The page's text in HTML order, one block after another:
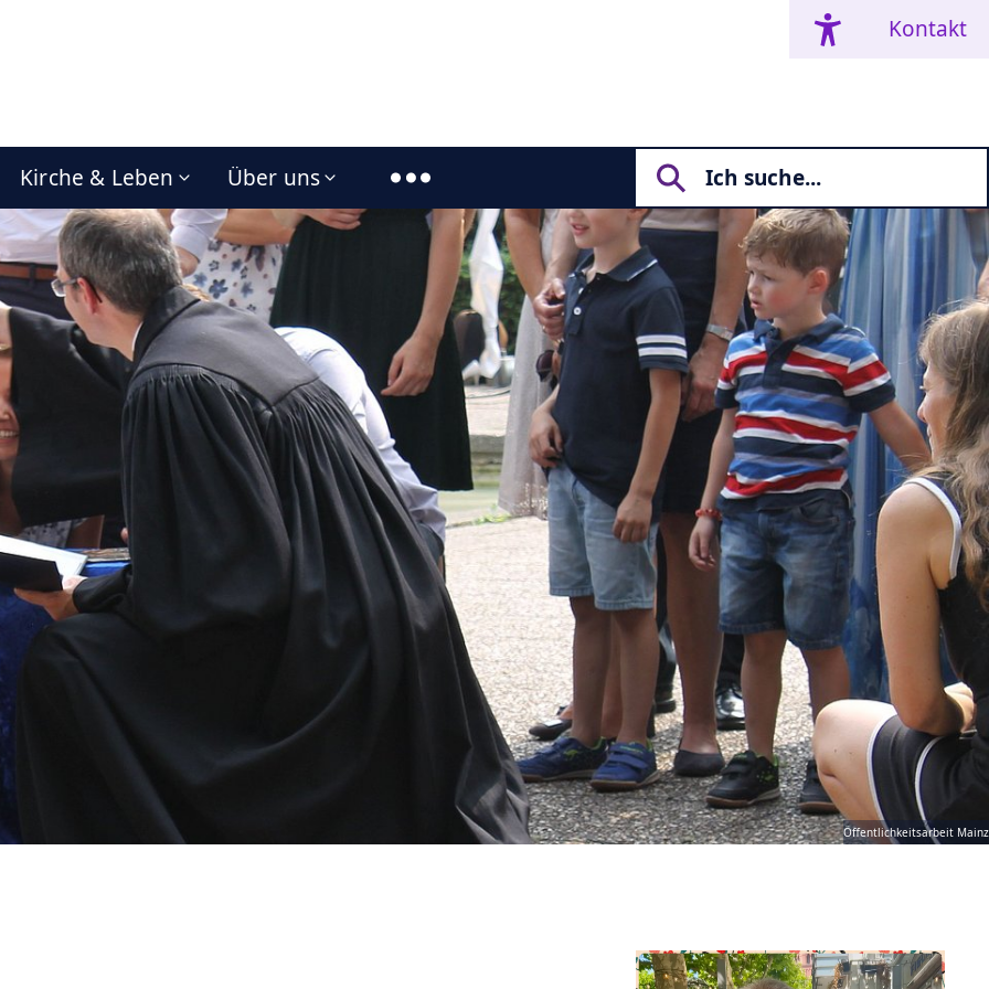
Kontakt
Kirche & Leben Über uns
Öffentlichkeitsarbeit Mainz